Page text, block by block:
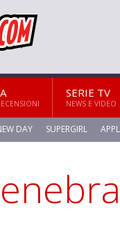
SERIE TV
NEWS E VIDEO
DAY SUPERGIRL